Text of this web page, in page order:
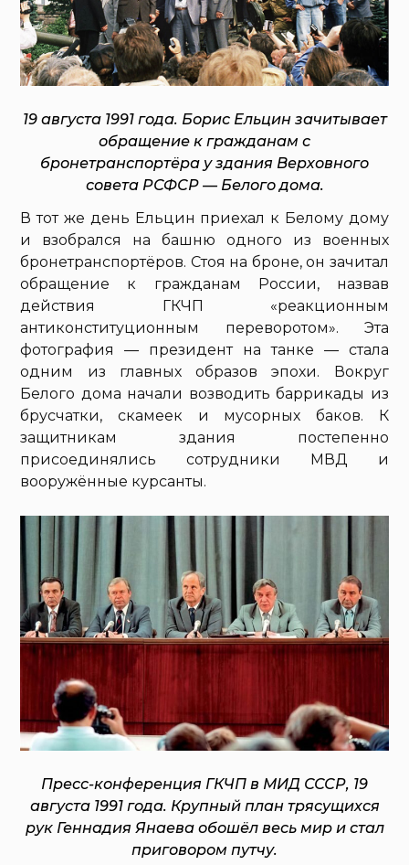
19 августа 1991 года. Борис Ельцин зачитывает
обращение к гражданам с
бронетранспортёра у здания Верховного
совета РСФСР — Белого дома.
В тот же день Ельцин приехал к Белому дому
и взобрался на башню одного из военных
бронетранспортёров. Стоя на броне, он зачитал
обращение к гражданам России, назвав
действия ГКЧП «реакционным
антиконституционным переворотом». Эта
фотография — президент на танке — стала
одним из главных образов эпохи. Вокруг
Белого дома начали возводить баррикады из
брусчатки, скамеек и мусорных баков. К
защитникам здания постепенно
присоединялись сотрудники МВД и
вооружённые курсанты.
Пресс-конференция ГКЧП в МИД СССР, 19
августа 1991 года. Крупный план трясущихся
рук Геннадия Янаева обошёл весь мир и стал
приговором путчу.